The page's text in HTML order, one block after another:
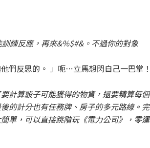
練反應，再來&%$#&。不過你的對象
們反思的。 」呃…立馬想閃自己一巴掌！
計算骰子可能獲得的物資，還要精算每個
的計分也有任務牌、房子的多元路線。完
單，可以直接跳階玩《電力公司》，零運